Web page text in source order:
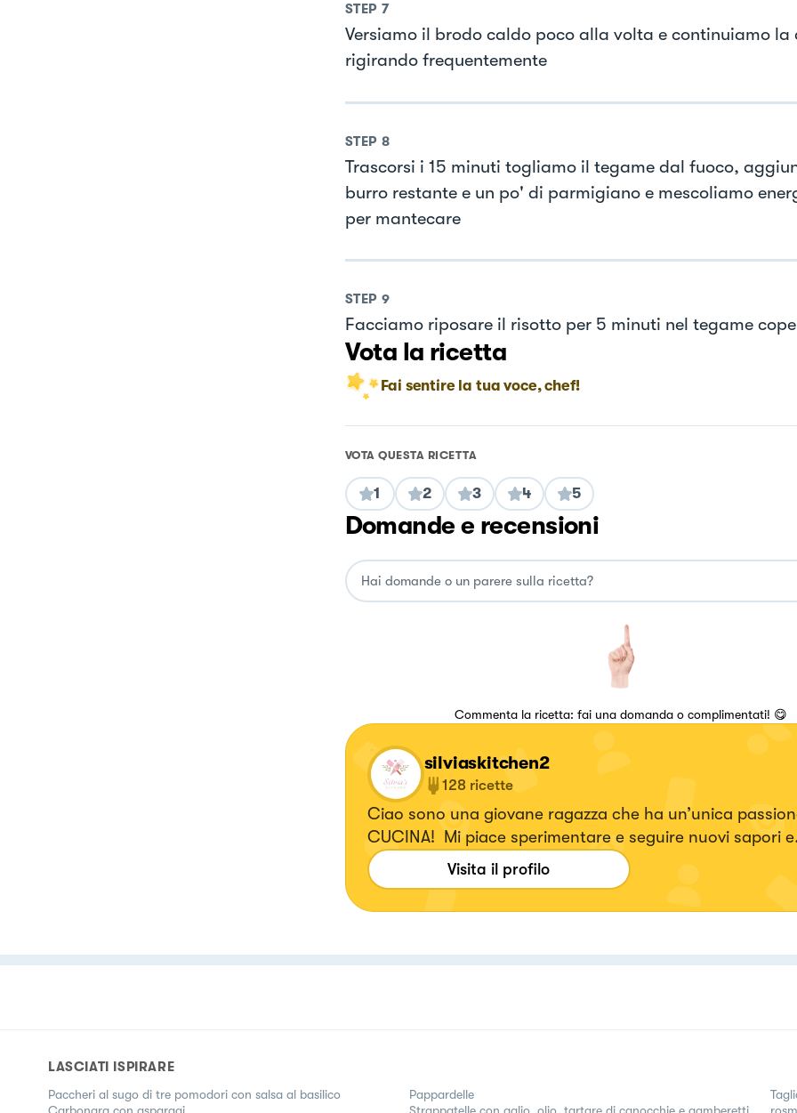
STEP 7
Versiamo il brodo caldo poco alla volta e continuiamo la
rigirando frequentemente
STEP 8
Trascorsi i 15 minuti togliamo il tegame dal fuoco,
burro restante e un po' di parmigiano e mescoliamo
per mantecare
STEP 9
Facciamo riposare il risotto per 5 minuti nel tegame
Vota la ricetta
Fai sentire la tua voce, chef!
VOTA QUESTA RICETTA
1 2 3 4 5
Domande e recensioni
Commenta la ricetta: fai una domanda o complimentati! 😋
silviaskitchen2
128 ricette
Ciao sono una giovane ragazza che ha un’unica
CUCINA! Mi piace sperimentare e seguire nuovi sapori e
accostamentiVisita il profilo
LASCIATI ISPIRARE
Paccheri al sugo di tre pomodori con salsa al basilico
Pappardelle